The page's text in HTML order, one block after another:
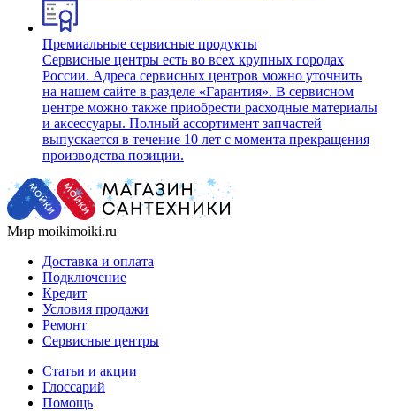
Премиальные сервисные продукты
Сервисные центры есть во всех крупных городах
России. Адреса сервисных центров можно уточнить
на нашем сайте в разделе «Гарантия». В сервисном
центре можно также приобрести расходные материалы
и аксессуары. Полный ассортимент запчастей
выпускается в течение 10 лет с момента прекращения
производства позиции.
Мир moikimoiki.ru
Доставка и оплата
Подключение
Кредит
Условия продажи
Ремонт
Сервисные центры
Статьи и акции
Глоссарий
Помощь